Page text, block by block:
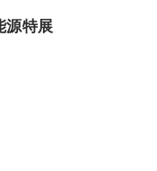
源特展